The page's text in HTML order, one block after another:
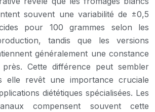
souvent une variabilité de ±0,5
pour 100 grammes selon les
tandis que les versions
généralement une constance
Cette différence peut sembler
elle revêt une importance cruciale
diététiques spécialisées. Les
compensent souvent cette